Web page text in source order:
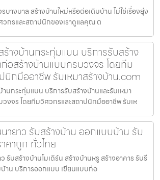
บางบาล สร้างบ้านใหม่หรือต่อเติมบ้าน ไม่ใช่เรื่องยุ่ง
วกรและสถาปนิกของเราดูแลคุณ ต
างบ้านกระทุ่มแบน บริการรับสร้าง
ก่อสร้างบ้านแบบครบวงจร โดยทีม
นิกมืออาชีพ รับเหมาสร้างบ้าน.com
นกระทุ่มแบน บริการรับสร้างบ้านและรับเหมา
งจร โดยทีมวิศวกรและสถาปนิกมืออาชีพ รับเห
ายาว รับสร้างบ้าน ออกแบบบ้าน รับ
คาถูก ทั่วไทย
รับสร้างบ้านโมเดิร์น สร้างบ้านหรู สร้างอาคาร รับรี
าน บริการออกแบบ เขียนแบบก่อ